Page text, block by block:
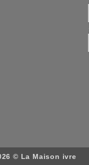
© La Maison ivre